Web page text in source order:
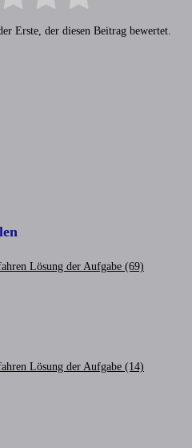
Erste, der diesen Beitrag bewertet.